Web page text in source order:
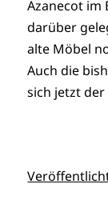
Azanecot im
darüber
alte Möbel
Auch die
sich jetzt der